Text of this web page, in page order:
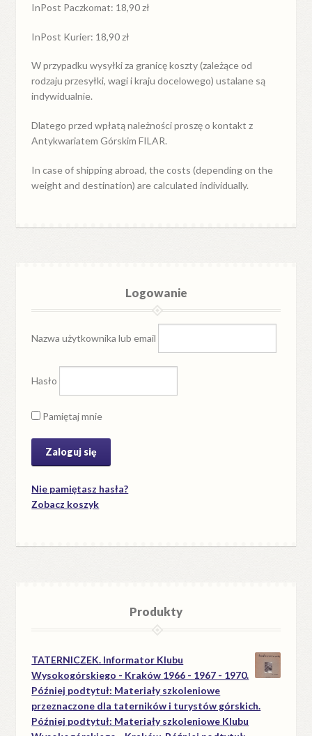
InPost Paczkomat: 18,90 zł
InPost Kurier: 18,90 zł
W przypadkuwysyłkiza granicękoszty (zależące od
rodzaju przesyłki, wagi i kraju docelowego) ustalane są
indywidualnie.
Dlatego przed wpłatą należności proszę o kontakt z
Antykwariatem Górskim FILAR.
In case of shipping abroad, the costs (depending on the
weight and destination) are calculated individually.
Logowanie
Nazwa użytkownika lub email
Hasło
Pamiętaj mnie
Nie pamiętasz hasła?
Zobacz koszyk
Produkty
TATERNICZEK. Informator Klubu
Wysokogórskiego - Kraków 1966 - 1967 - 1970.
Później podtytuł: Materiały szkoleniowe
przeznaczone dla taterników i turystów górskich.
Później podtytuł: Materiały szkoleniowe Klubu